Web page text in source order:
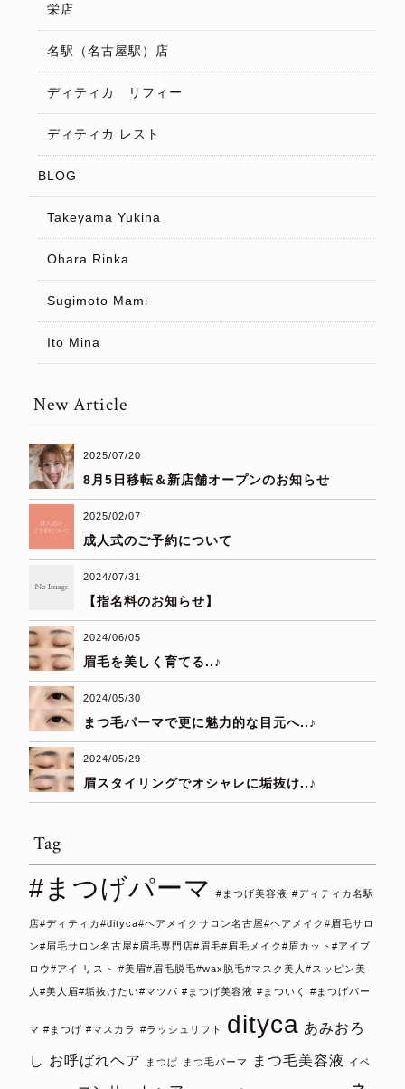
栄店
名駅（名古屋駅）店
ディティカ リフィー
ディティカ レスト
BLOG
Takeyama Yukina
Ohara Rinka
Sugimoto Mami
Ito Mina
New Article
2025/07/20
8月5日移転＆新店舗オープンのお知らせ
2025/02/07
成人式のご予約について
2024/07/31
【指名料のお知らせ】
2024/06/05
眉毛を美しく育てる..♪
2024/05/30
まつ毛パーマで更に魅力的な目元へ..♪
2024/05/29
眉スタイリングでオシャレに垢抜け..♪
Tag
#まつげパーマ #まつげ美容液 #ディティカ名駅
店#ディティカ#dityca#ヘアメイクサロン名古屋#ヘアメイク#眉毛サロ
ン#眉毛サロン名古屋#眉毛専門店#眉毛#眉毛メイク#眉カット#アイブ
ロウ#アイ リスト #美眉#眉毛脱毛#wax脱毛#マスク美人#スッピン美
人#美人眉#垢抜けたい#マツパ #まつげ美容液 #まついく #まつげパー
マ #まつげ #マスカラ #ラッシュリフト dityca あみおろ
し お呼ばれヘア まつぱ まつ毛パーマ まつ毛美容液 イベ